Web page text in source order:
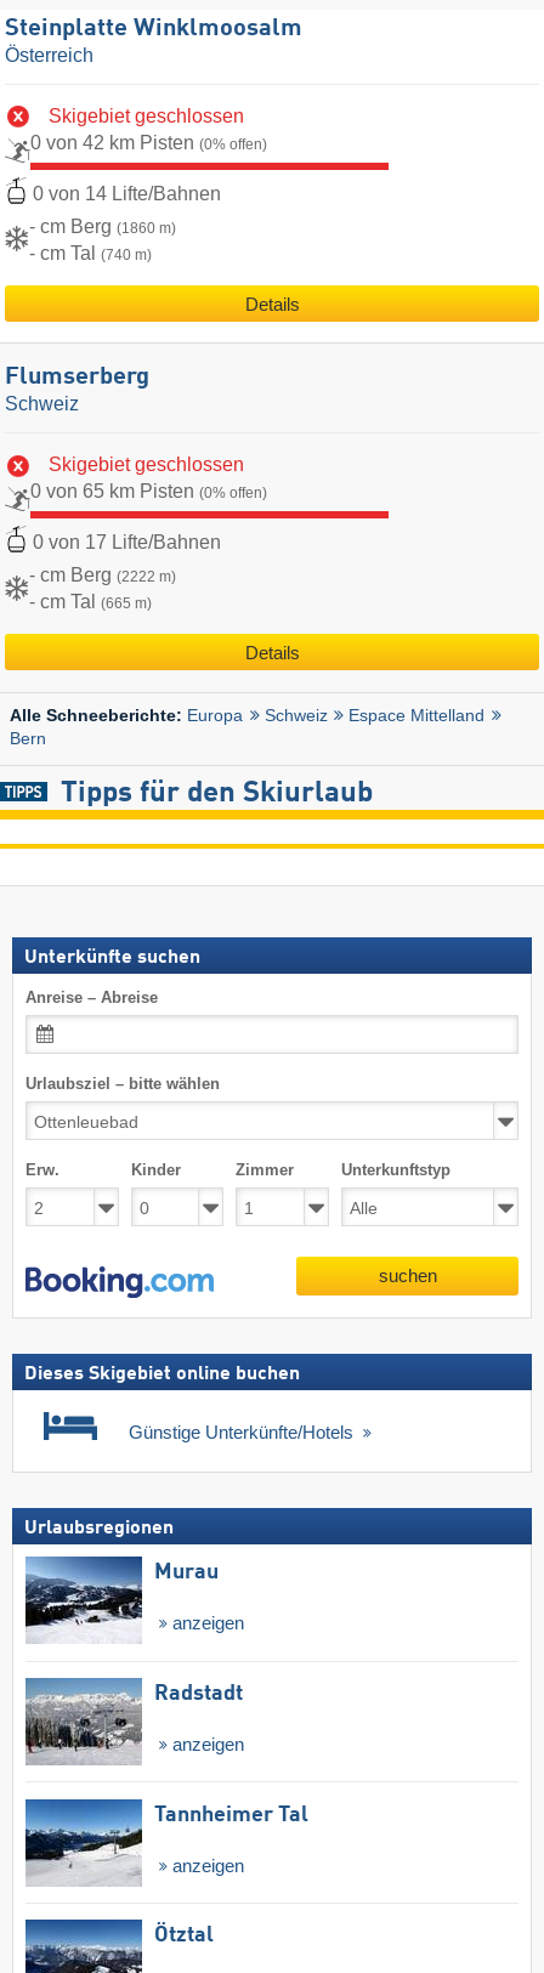
Steinplatte Winklmoosalm
Österreich
Skigebiet geschlossen
0 von 42 km Pisten (0% offen)
0 von 14 Lifte/Bahnen
- cm Berg (1860 m)
- cm Tal (740 m)
Details
Flumserberg
Schweiz
Skigebiet geschlossen
0 von 65 km Pisten (0% offen)
0 von 17 Lifte/Bahnen
- cm Berg (2222 m)
- cm Tal (665 m)
Details
Alle Schneeberichte: Europa Schweiz
Espace Mittelland
Bern
Tipps für den Skiurlaub
Unterkünfte suchen
Anreise – Abreise
Urlaubsziel – bitte wählen
Erw. Kinder Zimmer Unterkunftstyp
suchen
Dieses Skigebiet online buchen
Günstige Unterkünfte/Hotels
Urlaubsregionen
Murau
anzeigen
Radstadt
anzeigen
Tannheimer Tal
anzeigen
Ötztal